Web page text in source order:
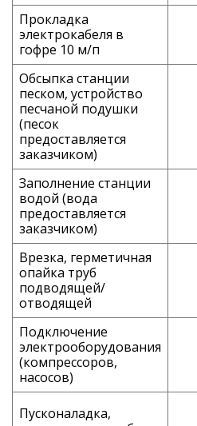
Прокладка
электрокабеля в
гофре 10 м/п
Обсыпка станции
песком, устройство
песчаной подушки
(песок
предоставляется
заказчиком)
Заполнение станции
водой (вода
предоставляется
заказчиком)
Врезка, герметичная
опайка труб
подводящей/
отводящей
Подключение
электрооборудования
(компрессоров,
насосов)
Пусконаладка,